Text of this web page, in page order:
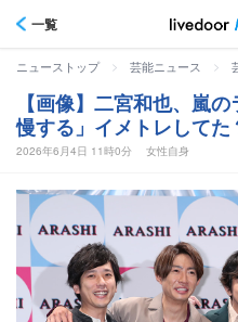
一覧
ニューストップ > 芸能ニュース >
【画像】二宮和也、嵐
慢する」イメトレしてた
2026年6月4日 11時0分 女性自身